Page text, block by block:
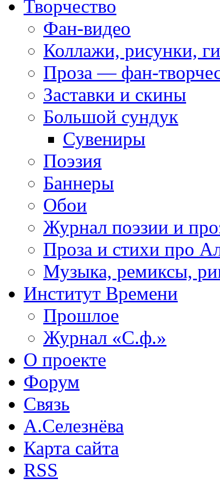
Творчество
Фан-видео
Коллажи, рисунки,
Проза — фан-
Заставки и скины
Большой сундук
Сувениры
Поэзия
Баннеры
Обои
Журнал поэзии и
Проза и стихи про
Музыка, ремиксы,
Институт Времени
Прошлое
Журнал «С.ф.»
О проекте
Форум
Связь
А.Селезнёва
Карта сайта
RSS